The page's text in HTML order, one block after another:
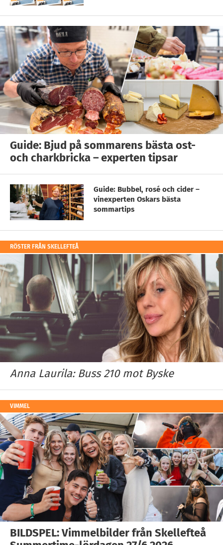
Guide: Bjud på sommarens bästa ost-
och charkbricka – experten tipsar
Guide: Bubbel, rosé och cider –
vinexperten Oskars bästa
sommartips
RÖSTER FRÅN SKELLEFTEÅ
Anna Laurila: Buss 210 mot Byske
VIMMEL
BILDSPEL: Vimmelbilder från Skellefteå